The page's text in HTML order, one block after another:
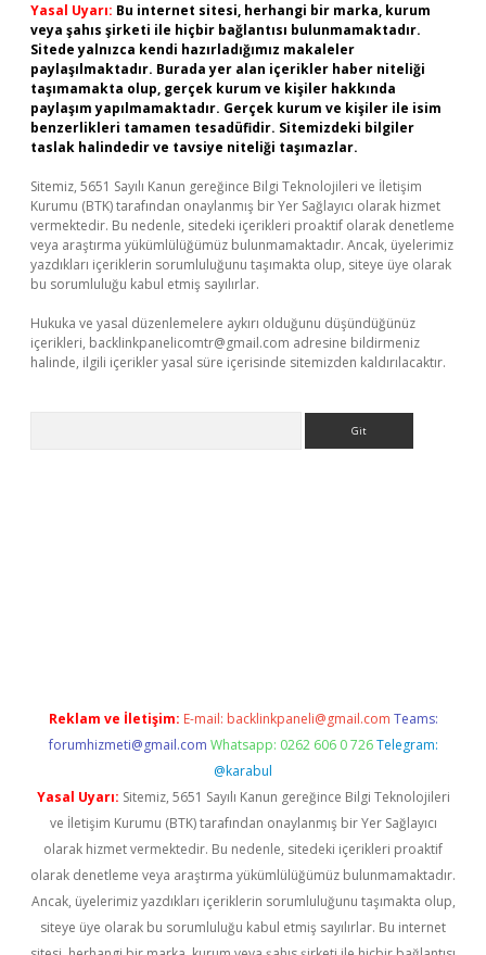
Yasal Uyarı: Bu internet sitesi, herhangi bir marka, kurum
veya şahıs şirketi ile hiçbir bağlantısı bulunmamaktadır.
Sitede yalnızca kendi hazırladığımız makaleler
paylaşılmaktadır. Burada yer alan içerikler haber niteliği
taşımamakta olup, gerçek kurum ve kişiler hakkında
paylaşım yapılmamaktadır. Gerçek kurum ve kişiler ile isim
benzerlikleri tamamen tesadüfidir. Sitemizdeki bilgiler
taslak halindedir ve tavsiye niteliği taşımazlar.
Sitemiz, 5651 Sayılı Kanun gereğince Bilgi Teknolojileri ve İletişim
Kurumu (BTK) tarafından onaylanmış bir Yer Sağlayıcı olarak hizmet
vermektedir. Bu nedenle, sitedeki içerikleri proaktif olarak denetleme
veya araştırma yükümlülüğümüz bulunmamaktadır. Ancak, üyelerimiz
yazdıkları içeriklerin sorumluluğunu taşımakta olup, siteye üye olarak
bu sorumluluğu kabul etmiş sayılırlar.
Hukuka ve yasal düzenlemelere aykırı olduğunu düşündüğünüz
içerikleri, backlinkpanelicomtr@gmail.com adresine bildirmeniz
halinde, ilgili içerikler yasal süre içerisinde sitemizden kaldırılacaktır.
Reklam ve İletişim: E-mail: backlinkpaneli@gmail.com Teams:
forumhizmeti@gmail.com Whatsapp: 0262 606 0 726 Telegram:
@karabul
Yasal Uyarı: Sitemiz, 5651 Sayılı Kanun gereğince Bilgi Teknolojileri
ve İletişim Kurumu (BTK) tarafından onaylanmış bir Yer Sağlayıcı
olarak hizmet vermektedir. Bu nedenle, sitedeki içerikleri proaktif
olarak denetleme veya araştırma yükümlülüğümüz bulunmamaktadır.
Ancak, üyelerimiz yazdıkları içeriklerin sorumluluğunu taşımakta olup,
siteye üye olarak bu sorumluluğu kabul etmiş sayılırlar. Bu internet